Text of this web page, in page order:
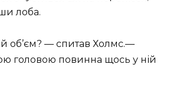
лоба.
об’єм? — спитав Холмс.—
головою повинна щось у ній